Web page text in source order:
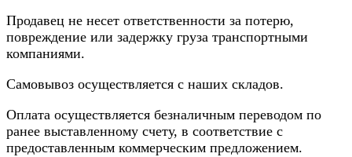
Продавец не несет ответственности за потерю,
повреждение или задержку груза транспортными
компаниями.
Самовывоз осуществляется с наших складов.
Оплата осуществляется безналичным переводом по
ранее выставленному счету, в соответствие с
предоставленным коммерческим предложением.